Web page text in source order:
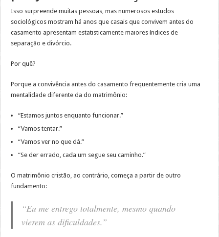
Isso surpreende muitas pessoas, mas numerosos estudos
sociológicos mostram há anos que casais que convivem antes do
casamento apresentam estatisticamente maiores índices de
separação e divórcio.
Por quê?
Porque a convivência antes do casamento frequentemente cria uma
mentalidade diferente da do matrimônio:
“Estamos juntos enquanto funcionar.”
“Vamos tentar.”
“Vamos ver no que dá.”
“Se der errado, cada um segue seu caminho.”
O matrimônio cristão, ao contrário, começa a partir de outro
fundamento:
“Eu me entrego totalmente, mesmo quando
vierem as dificuldades.”